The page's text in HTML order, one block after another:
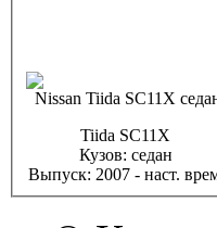
Tiida SC11X
Кузов: седан
Выпуск: 2007 - наст.